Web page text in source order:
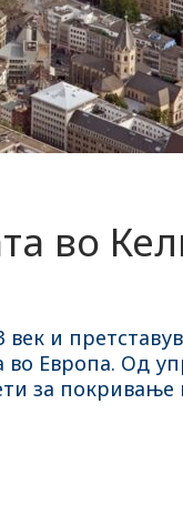
во
и
во Европа. Од
за